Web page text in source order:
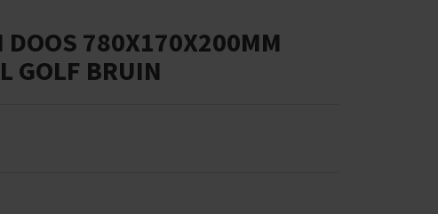
DOOS 780X170X200MM
GOLF BRUIN